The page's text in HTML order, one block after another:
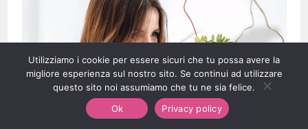
Utilizziamo i cookie per essere sicuri che tu possa avere la
migliore esperienza sul nostro sito. Se continui ad utilizzare
questo sito noi assumiamo che tu ne sia felice.
Ok
Privacy policy